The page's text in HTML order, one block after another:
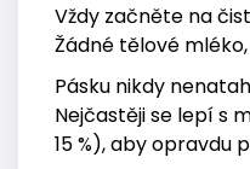
Vždy začněte na
Žádné tělové
Pásku nikdy
Nejčastěji se lepí s
15 %), aby opravdu